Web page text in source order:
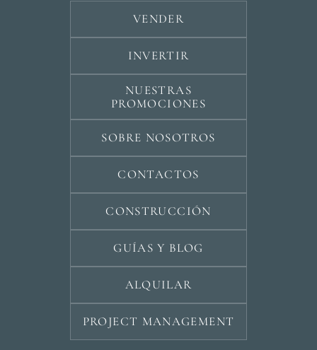
VENDER
INVERTIR
NUESTRAS
PROMOCIONES
SOBRE NOSOTROS
CONTACTOS
CONSTRUCCIÓN
GUÍAS Y BLOG
ALQUILAR
PROJECT MANAGEMENT